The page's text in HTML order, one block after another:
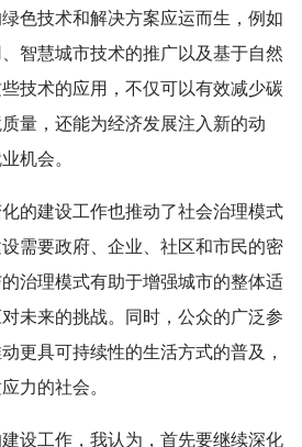
色技术和解决方案应运而生，例如
智慧城市技术的推广以及基于自然
技术的应用，不仅可以有效减少碳
量，还能为经济发展注入新的动
机会。
的建设工作也推动了社会治理模式
需要政府、企业、社区和市民的密
治理模式有助于增强城市的整体适
未来的挑战。同时，公众的广泛参
更具可持续性的生活方式的普及，
力的社会。
设工作，我认为，首先要继续深化